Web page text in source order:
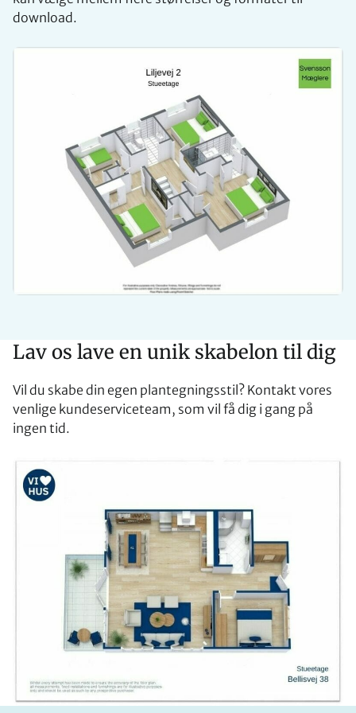
download.
Lav os lave en unik skabelon til dig
Vil du skabe din egen plantegningsstil? Kontakt vores
venlige kundeserviceteam, som vil få dig i gang på
ingen tid.